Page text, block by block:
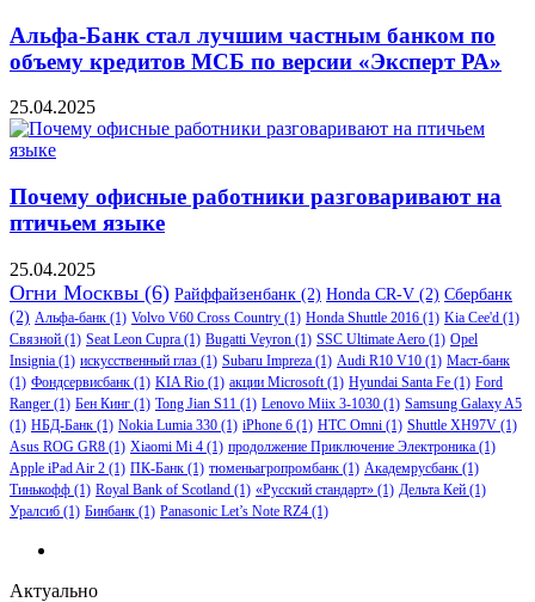
Альфа-Банк стал лучшим частным банком по
объему кредитов МСБ по версии «Эксперт РА»
25.04.2025
Почему офисные работники разговаривают на
птичьем языке
25.04.2025
Огни Москвы (6) Райффайзенбанк (2) Honda CR-V (2) Сбербанк
(2) Альфа-банк (1) Volvo V60 Cross Country (1) Honda Shuttle 2016 (1) Kia Cee'd (1)
Связной (1) Seat Leon Cupra (1) Bugatti Veyron (1) SSC Ultimate Aero (1) Opel
Insignia (1) искусственный глаз (1) Subaru Impreza (1) Audi R10 V10 (1) Маст-банк
(1) Фондсервисбанк (1) KIA Rio (1) акции Microsoft(1) Hyundai Santa Fe (1) Ford
Ranger (1) Бен Кинг (1) Tong Jian S11 (1) Lenovo Miix 3-1030 (1) Samsung Galaxy A5
(1) НБД-Банк (1) Nokia Lumia 330 (1) iPhone 6 (1) HTC Omni (1) Shuttle XH97V (1)
Asus ROG GR8 (1) Xiaomi Mi 4 (1) продолжение Приключение Электроника (1)
Apple iPad Air 2 (1) ПК-Банк (1) тюменьагропромбанк (1) Академрусбанк (1)
Тинькофф (1) Royal Bank of Scotland (1) «Русский стандарт» (1) Дельта Кей (1)
Уралсиб (1) Бинбанк (1) Panasonic Let’s Note RZ4 (1)
Актуально